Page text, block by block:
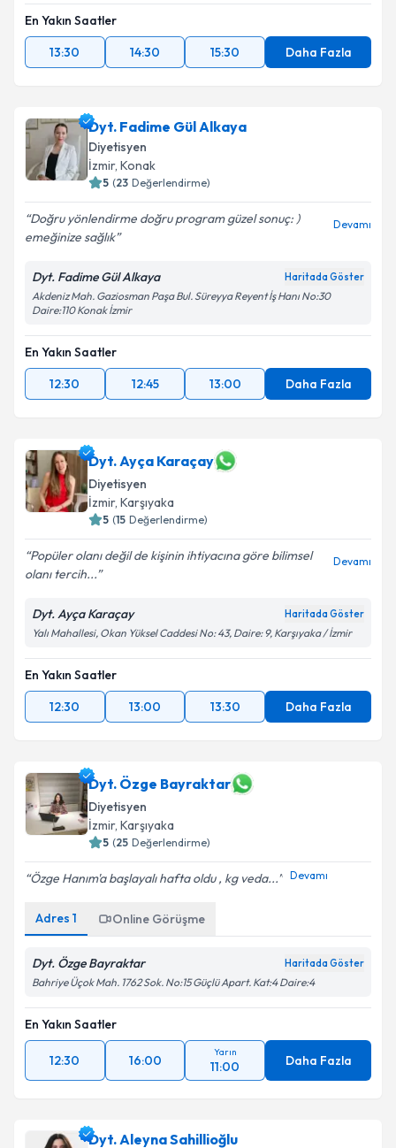
En Yakın Saatler
13:30
14:30 15:30 Daha Fazla
Dyt. Fadime Gül Alkaya
Diyetisyen
İzmir, Konak
5 (23 Değerlendirme)
Doğru yönlendirme doğru program güzel sonuç: )
emeğinize sağlık
Devamı
Dyt. Fadime Gül Alkaya Haritada Göster
Akdeniz Mah. Gaziosman Paşa Bul. Süreyya Reyent İş Hanı No:30
Daire:110 Konak İzmir
En Yakın Saatler
12:30
12:45 13:00 Daha Fazla
Dyt. Ayça Karaçay
Diyetisyen
İzmir, Karşıyaka
5 (15 Değerlendirme)
Popüler olanı değil de kişinin ihtiyacına göre bilimsel
olanı tercih...
Devamı
Dyt. Ayça Karaçay Haritada Göster
Yalı Mahallesi, Okan Yüksel Caddesi No: 43, Daire: 9, Karşıyaka / İzmir
En Yakın Saatler
12:30
13:00 13:30 Daha Fazla
Dyt. Özge Bayraktar
Diyetisyen
İzmir, Karşıyaka
5 (25 Değerlendirme)
Özge Hanım'a başlayalı hafta oldu , kg veda... Devamı
Adres 1 Online Görüşme
Dyt. Özge Bayraktar Haritada Göster
Bahriye Üçok Mah. 1762 Sok. No:15 Güçlü Apart. Kat:4 Daire:4
En Yakın Saatler
12:30 16:00
Yarın
11:00 Daha Fazla
Dyt. Aleyna Sahillioğlu